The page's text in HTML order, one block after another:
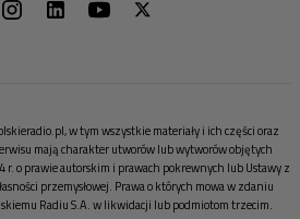
w tym wszystkie materiały i ich części oraz
mają charakter utworów lub wytworów objętych
r. o prawie autorskim i prawach pokrewnych lub Ustawy z
przemysłowej. Prawa o których mowa w zdaniu
Radiu S.A. w likwidacji lub podmiotom trzecim.